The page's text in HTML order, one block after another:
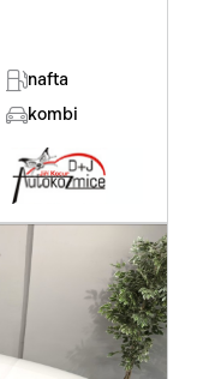
nafta
kombi